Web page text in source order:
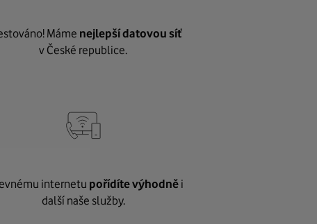
Máme nejlepší datovou síť
v České republice.
internetu pořídíte výhodněi
další naše služby.